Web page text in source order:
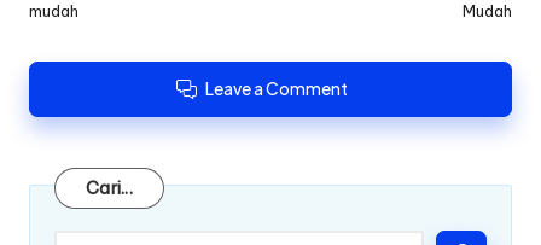
mudah
Mudah
Leave a Comment
Cari...
Cari